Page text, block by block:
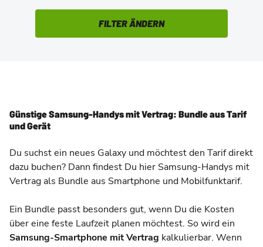
FILTER ÄNDERN
Günstige Samsung-Handys mit Vertrag: Bundle aus Tarif
und Gerät
Du suchst ein neues Galaxy und möchtest den Tarif direkt
dazu buchen? Dann findest Du hier Samsung-Handys mit
Vertrag als Bundle aus Smartphone und Mobilfunktarif.
Ein Bundle passt besonders gut, wenn Du die Kosten
über eine feste Laufzeit planen möchtest. So wird ein
Samsung-Smartphone mit Vertrag kalkulierbar. Wenn